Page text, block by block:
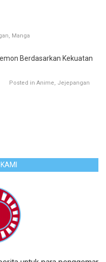
Manga
Berdasarkan Kekuatan
Posted in Anime Jejepangan